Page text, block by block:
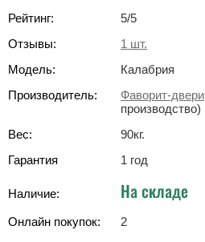
Рейтинг:
5/5
Отзывы:
1 шт.
Модель:
Калабрия
Производитель:
Фаворит-двери
производство)
Вес:
90кг.
Гарантия
1 год
Наличие: На складе
Онлайн покупок: 2